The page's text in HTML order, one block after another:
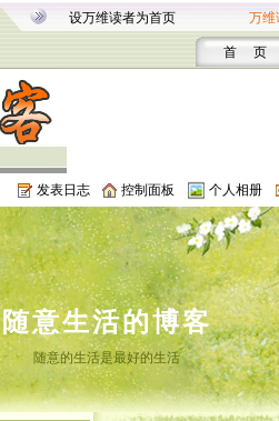
设万维读者为首页 万维
首 页
发表日志 控制面板 个人相册
随意生活的博客
随意的生活是最好的生活